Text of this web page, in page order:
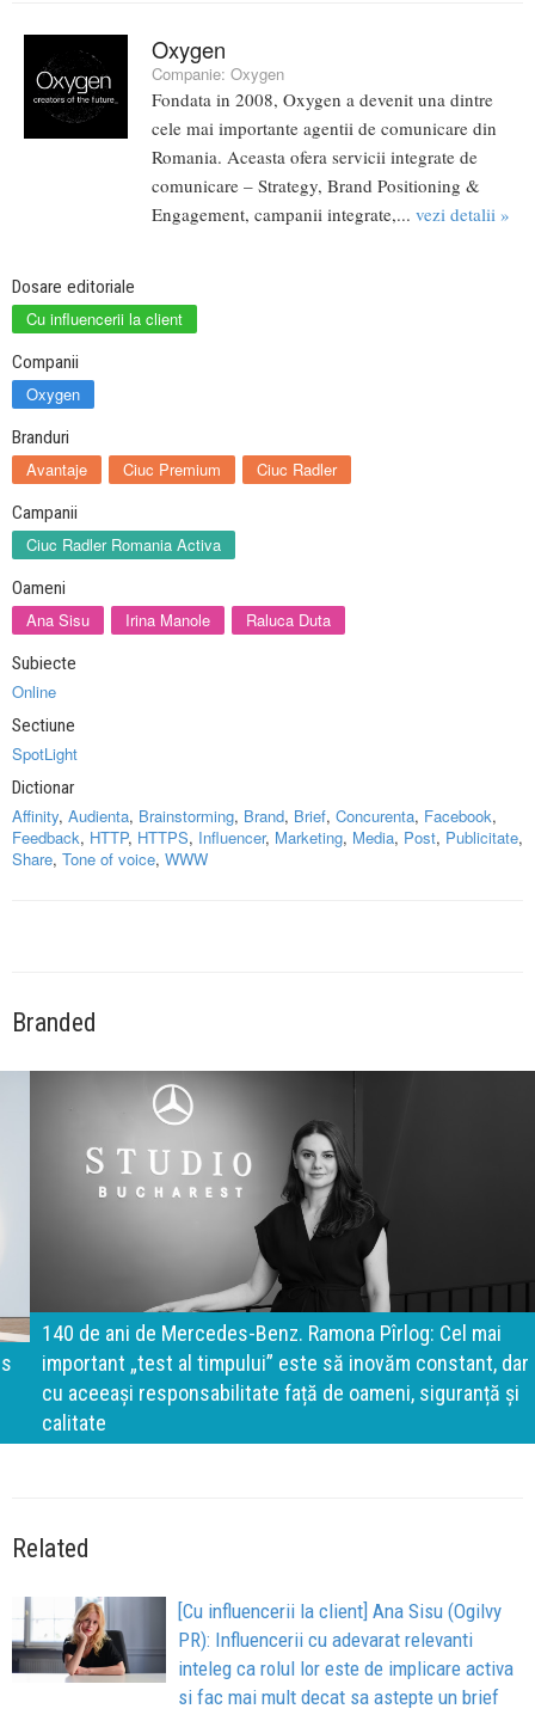
Oxygen
Companie: Oxygen
Fondata in 2008, Oxygen a devenit una dintre
cele mai importante agentii de comunicare din
Romania. Aceasta ofera servicii integrate de
comunicare – Strategy, Brand Positioning &
Engagement, campanii integrate,... vezi detalii »
Dosare editoriale
Cu influencerii la client
Companii
Oxygen
Branduri
Avantaje Ciuc Premium Ciuc Radler
Campanii
Ciuc Radler Romania Activa
Oameni
Ana Sisu Irina Manole Raluca Duta
Subiecte
Online
Sectiune
SpotLight
Dictionar
Affinity, Audienta, Brainstorming, Brand, Brief, Concurenta, Facebook,
Feedback, HTTP, HTTPS, Influencer, Marketing, Media, Post, Publicitate,
Share, Tone of voice, WWW
Branded
140 de ani de Mercedes-Benz. Ramona Pîrlog: Cel mai
important „test al timpului” este să inovăm constant, dar
cu aceeași responsabilitate față de oameni, siguranță și
calitate
Related
[Cu influencerii la client] Ana Sisu (Ogilvy
PR): Influencerii cu adevarat relevanti
inteleg ca rolul lor este de implicare activa
si fac mai mult decat sa astepte un brief